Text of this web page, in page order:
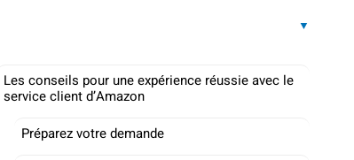
Les conseils pour une expérience réussie avec le
service client d’Amazon
Préparez votre demande